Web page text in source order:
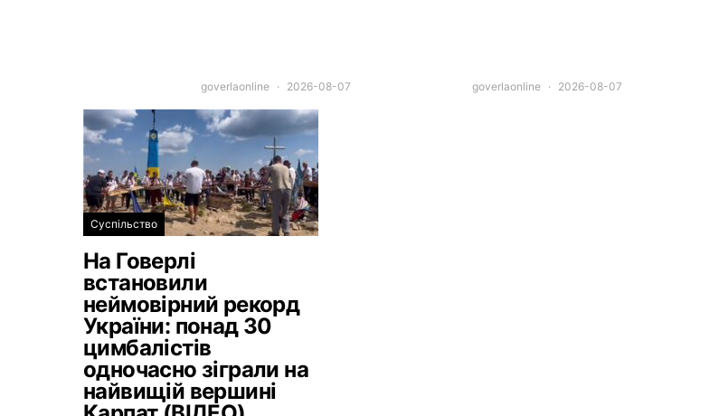
goverlaonline 2026-08-07 goverlaonline 2026-08-07
Суспільство
На Говерлі
встановили
неймовірний рекорд
України: понад 30
цимбалістів
одночасно зіграли на
найвищій вершині